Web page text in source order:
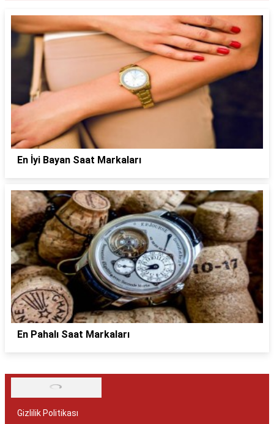
En İyi Bayan Saat Markaları
En Pahalı Saat Markaları
Gizlilik Politikası